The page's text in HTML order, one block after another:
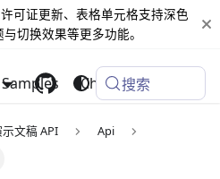
可证更新、表格单元格支持深色
切换效果等更多功能。
Samples Changelog
搜索
文稿 API
Api